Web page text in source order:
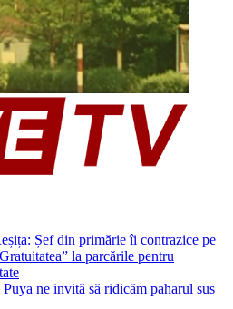
Șef din primărie îi contrazice pe
la parcările pentru
ne invită să ridicăm paharul sus